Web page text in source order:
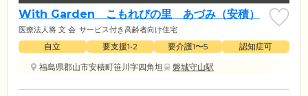
With Garden こもれびの里 あづみ（安積）
医療法人将 文 会 サービス付き高齢者向け住宅
自立 要支援1•2 要介護1〜5
認知症可
福島県郡山市安積町笹川字四角坦
磐城守山駅